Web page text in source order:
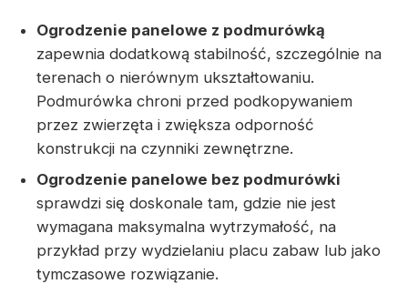
Ogrodzenie panelowe z podmurówką
zapewnia dodatkową stabilność, szczególnie na
terenach o nierównym ukształtowaniu.
Podmurówka chroni przed podkopywaniem
przez zwierzęta i zwiększa odporność
konstrukcji na czynniki zewnętrzne.
Ogrodzenie panelowe bez podmurówki
sprawdzi się doskonale tam, gdzie nie jest
wymagana maksymalna wytrzymałość, na
przykład przy wydzielaniu placu zabaw lub jako
tymczasowe rozwiązanie.